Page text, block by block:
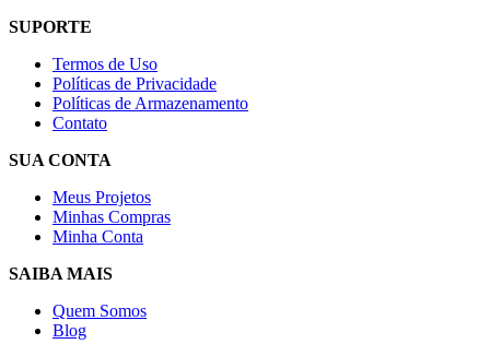
SUPORTE
Termos de Uso
Políticas de Privacidade
Políticas de Armazenamento
Contato
SUA CONTA
Meus Projetos
Minhas Compras
Minha Conta
SAIBA MAIS
Quem Somos
Blog